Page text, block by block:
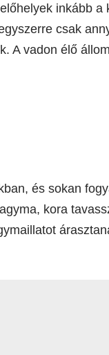
inkább a
csak
A vadon élő
és sokan
kora